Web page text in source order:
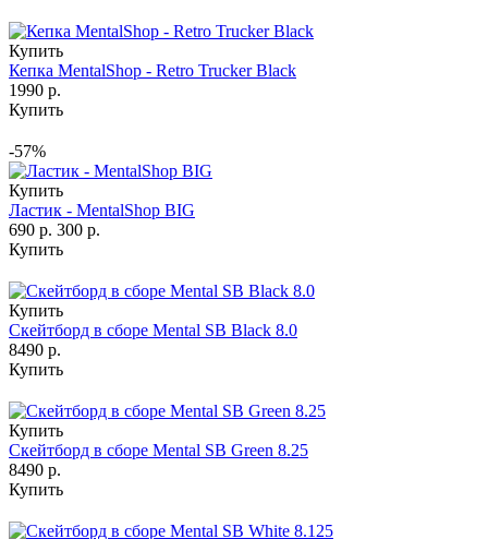
Купить
Кепка MentalShop - Retro Trucker Black
1990 р.
Купить
-57%
Купить
Ластик - MentalShop BIG
690 р. 300 р.
Купить
Купить
Скейтборд в сборе Mental SB Black 8.0
8490 р.
Купить
Купить
Скейтборд в сборе Mental SB Green 8.25
8490 р.
Купить